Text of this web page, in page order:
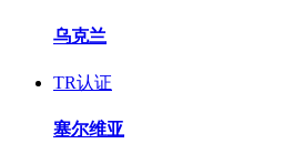
乌克兰
TR认证
塞尔维亚